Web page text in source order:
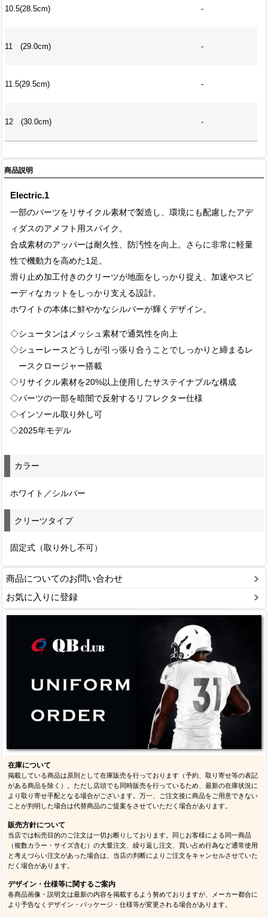
10.5(28.5cm) -
11 (29.0cm) -
11.5(29.5cm) -
12 (30.0cm) -
商品説明
Electric.1
一部のパーツをリサイクル素材で製造し、環境にも配慮したアデ
ィダスのアメフト用スパイク。
合成素材のアッパーは耐久性、防汚性を向上。さらに非常に軽量
性で機動力を高めた1足。
滑り止め加工付きのクリーツが地面をしっかり捉え、加速やスピ
ーディなカットをしっかり支える設計。
ホワイトの本体に鮮やかなシルバーが輝くデザイン。
◇シュータンはメッシュ素材で通気性を向上
◇シューレースどうしが引っ張り合うことでしっかりと締まるレ
ースクロージャー搭載
◇リサイクル素材を20%以上使用したサステイナブルな構成
◇パーツの一部を暗闇で反射するリフレクター仕様
◇インソール取り外し可
◇2025年モデル
カラー
ホワイト／シルバー
クリーツタイプ
固定式（取り外し不可）
商品についてのお問い合わせ
お気に入りに登録
在庫について
掲載している商品は原則として在庫販売を行っております（予約、取り寄せ等の表記
がある商品を除く）。ただし店頭でも同時販売を行っているため、最新の在庫状況に
より取り寄せ手配となる場合がございます。万一、ご注文後に商品をご用意できない
ことが判明した場合は代替商品のご提案をさせていただく場合があります。
販売方針について
当店では転売目的のご注文は一切お断りしております。同じお客様による同一商品
（複数カラー・サイズ含む）の大量注文、繰り返し注文、買い占め行為など通常使用
と考えづらい注文があった場合は、当店の判断によりご注文をキャンセルさせていた
だく場合があります。
デザイン・仕様等に関するご案内
各商品画像・説明文は最新の内容を掲載するよう努めておりますが、メーカー都合に
より予告なくデザイン・パッケージ・仕様等が変更される場合があります。